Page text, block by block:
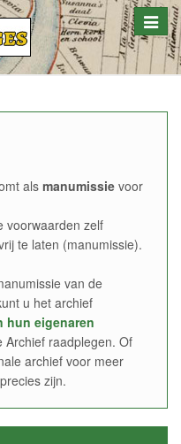
Toggle
als manumissie voor
voorwaarden zelf
te laten (manumissie).
van de
u het archief
hun eigenaren
Archief raadplegen. Of
archief voor meer
zijn.